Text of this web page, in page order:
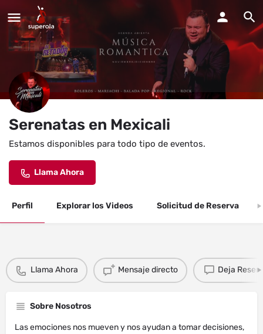
Serenatas en Mexicali
Estamos disponibles para todo tipo de eventos.
Llama Ahora
Perfil Explorar los Videos Solicitud de Reserva
Llama Ahora Mensaje directo Deja
Sobre Nosotros
Las emociones nos mueven y nos ayudan a tomar decisiones,